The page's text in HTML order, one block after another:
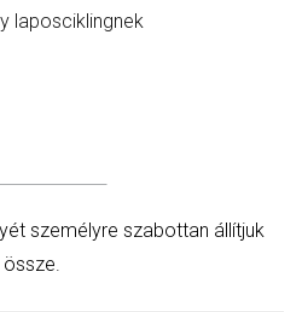
laposciklingnek
személyre szabottan állítjuk
össze.